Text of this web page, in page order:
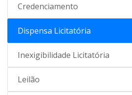
Credenciamento
Dispensa Licitatória
Inexigibilidade Licitatória
Leilão